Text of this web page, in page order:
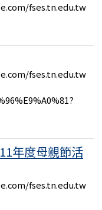
fses.tn.edu.tw
fses.tn.edu.tw
年度母親節活
fses.tn.edu.tw